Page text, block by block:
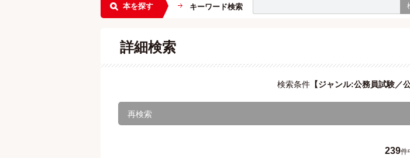
本を探す キーワード検索
詳細検索
検索条件【ジャンル:公務員試験／
再検索
239件